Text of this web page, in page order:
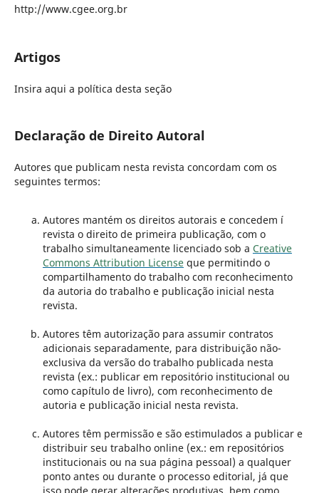
http://www.cgee.org.br
Artigos
Insira aqui a política desta seção
Declaração de Direito Autoral
Autores que publicam nesta revista concordam com os
seguintes termos:
Autores mantém os direitos autorais e concedem í
revista o direito de primeira publicação, com o
trabalho simultaneamente licenciado sob a Creative
Commons Attribution Licenseque permitindo o
compartilhamento do trabalho com reconhecimento
da autoria do trabalho e publicação inicial nesta
revista.
Autores têm autorização para assumir contratos
adicionais separadamente, para distribuição não-
exclusiva da versão do trabalho publicada nesta
revista (ex.: publicar em repositório institucional ou
como capítulo de livro), com reconhecimento de
autoria e publicação inicial nesta revista.
Autores têm permissão e são estimulados a publicar e
distribuir seu trabalho online (ex.: em repositórios
institucionais ou na sua página pessoal) a qualquer
ponto antes ou durante o processo editorial, já que